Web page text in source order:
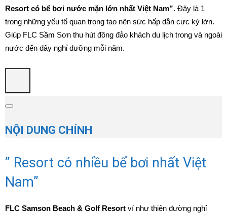
Resort có bể bơi nước mặn lớn nhất Việt Nam”. Đây là 1
trong những yếu tố quan trọng tạo nên sức hấp dẫn cực kỳ lớn.
Giúp FLC Sầm Sơn thu hút đông đảo khách du lịch trong và ngoài
nước đến đây nghỉ dưỡng mỗi năm.
NỘI DUNG CHÍNH
” Resort có nhiều bể bơi nhất Việt
Nam”
FLC Samson Beach & Golf Resort ví như thiên đường nghỉ